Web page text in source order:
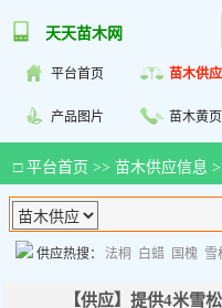
天天苗木网
平台首页 苗木供应
产品图片 苗木黄页
□ 平台首页 >> 苗木供应信息
供应热搜： 法桐 白蜡 国槐 雪
【供应】提供4米雪